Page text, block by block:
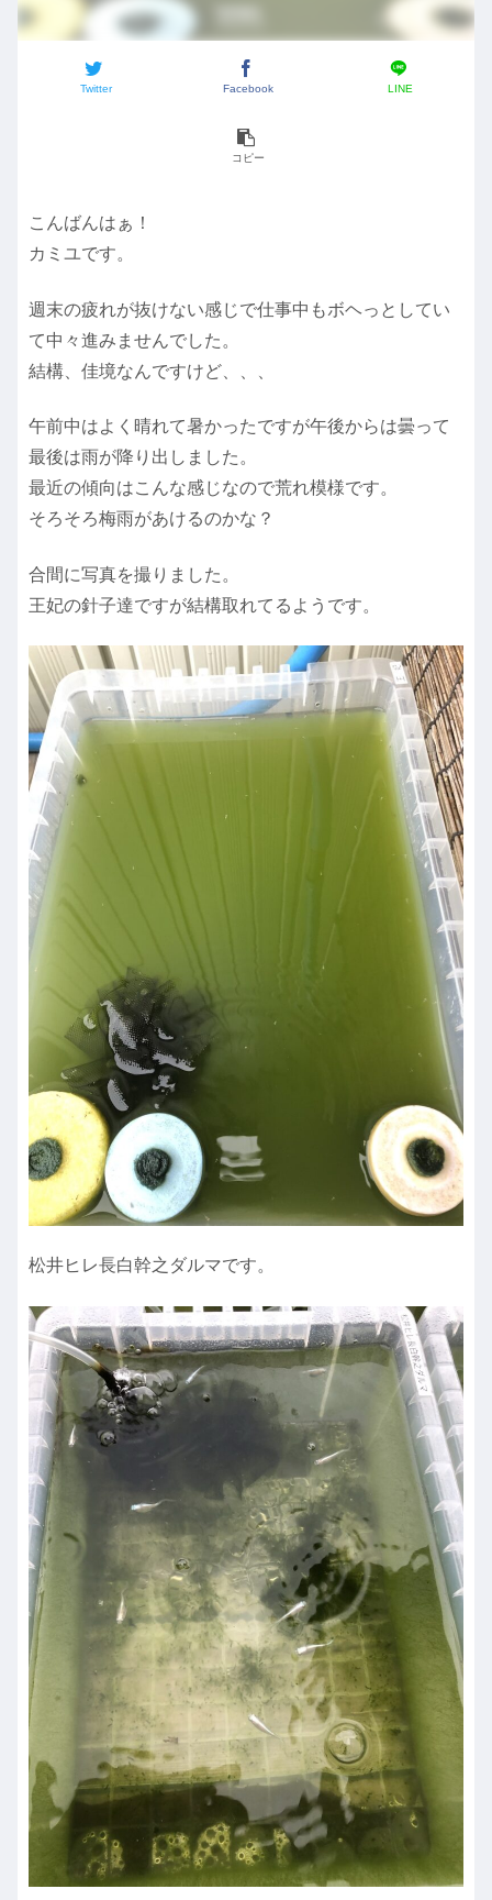
Twitter Facebook LINE
コピー
こんばんはぁ！
カミユです。
週末の疲れが抜けない感じで仕事中もボヘっとしてい
て中々進みませんでした。
結構、佳境なんですけど、、、
午前中はよく晴れて暑かったですが午後からは曇って
最後は雨が降り出しました。
最近の傾向はこんな感じなので荒れ模様です。
そろそろ梅雨があけるのかな？
合間に写真を撮りました。
王妃の針子達ですが結構取れてるようです。
松井ヒレ長白幹之ダルマです。